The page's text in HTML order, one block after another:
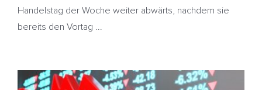
Handelstag der Woche weiter abwärts, nachdem sie
bereits den Vortag ...